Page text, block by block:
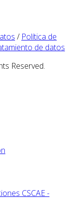
/ Política de
de datos
Reserved.
CSCAE -